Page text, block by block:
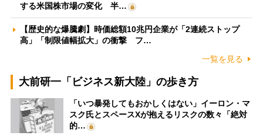
する米国株市場の変化 半…
【歴史的な爆騰劇】時価総額10兆円企業が「2連続ストップ
高」「制限値幅拡大」の衝撃 フ…
一覧を見る
大前研一「ビジネス新大陸」の歩き方
「いつ暴発してもおかしくはない」イーロン・マ
スク氏とスペースXが抱えるリスクの数々「絶対
的…